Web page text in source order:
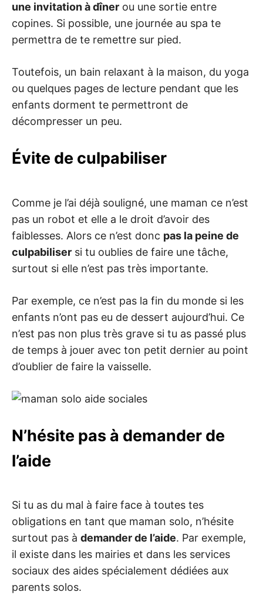
une invitation à dîner ou une sortie entre
copines. Si possible, une journée au spa te
permettra de te remettre sur pied.
Toutefois, un bain relaxant à la maison, du yoga
ou quelques pages de lecture pendant que les
enfants dorment te permettront de
décompresser un peu.
Évite de culpabiliser
Comme je l’ai déjà souligné, une maman ce n’est
pas un robot et elle a le droit d’avoir des
faiblesses. Alors ce n’est donc pas la peine de
culpabiliser si tu oublies de faire une tâche,
surtout si elle n’est pas très importante.
Par exemple, ce n’est pas la fin du monde si les
enfants n’ont pas eu de dessert aujourd’hui. Ce
n’est pas non plus très grave si tu as passé plus
de temps à jouer avec ton petit dernier au point
d’oublier de faire la vaisselle.
N’hésite pas à demander de
l’aide
Si tu as du mal à faire face à toutes tes
obligations en tant que maman solo, n’hésite
surtout pas à demander de l’aide. Par exemple,
il existe dans les mairies et dans les services
sociaux des aides spécialement dédiées aux
parents solos.